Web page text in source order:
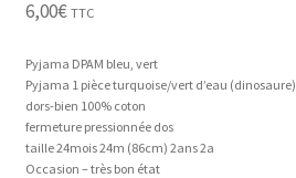
6,00€ TTC
Pyjama DPAM bleu, vert
Pyjama 1 pièce turquoise/vert d’eau (dinosaure)
dors-bien 100% coton
fermeture pressionnée dos
taille 24mois 24m (86cm) 2ans 2a
Occasion – très bon état